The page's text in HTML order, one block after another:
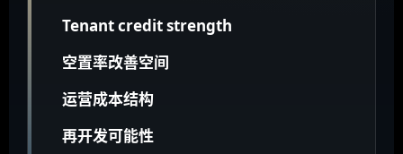
Tenant credit strength
空置率改善空间
运营成本结构
再开发可能性